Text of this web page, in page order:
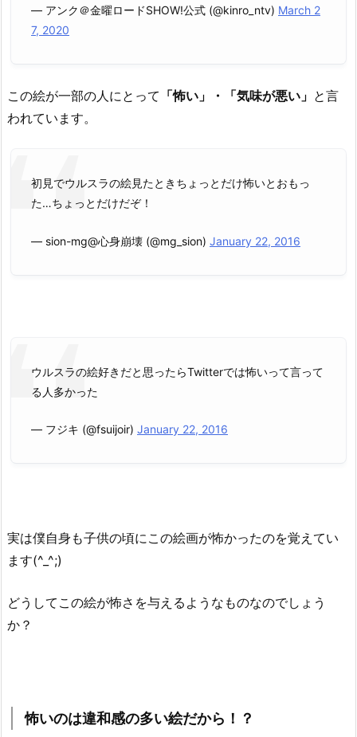
— アンク＠金曜ロードSHOW!公式 (@kinro_ntv) March 2
7, 2020
この絵が一部の人にとって 「怖い」・「気味が悪い」 と言
われています。
初見でウルスラの絵見たときちょっとだけ怖いとおもっ
た…ちょっとだけだぞ！
— sion-mg@心身崩壊 (@mg_sion) January 22, 2016
ウルスラの絵好きだと思ったらTwitterでは怖いって言って
る人多かった
— フジキ (@fsuijoir) January 22, 2016
実は僕自身も子供の頃に この絵画が怖かったのを覚えてい
ます(^_^;)
どうしてこの絵が怖さを与えるようなものなのでしょう
か？
怖いのは違和感の多い絵だから！？